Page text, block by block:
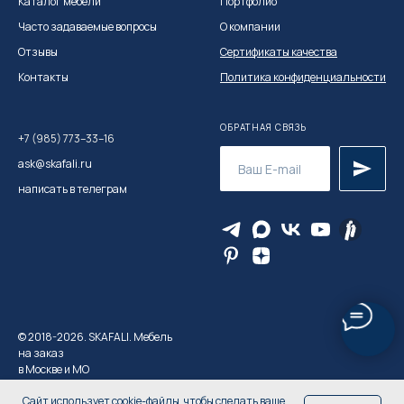
Сайт использует cookie-файлы, чтобы сделать ваше
Часто задаваемые вопросы
Отзывы
Контакты
О компании
Сертификаты качества
Политика конфиденциальности
+7 (985) 773–33–16
ask@skafali.ru
написать в телеграм
ОБРАТНАЯ СВЯЗЬ
© 2018-2026. SKAFALI. Мебель
на заказ
в Москве и МО